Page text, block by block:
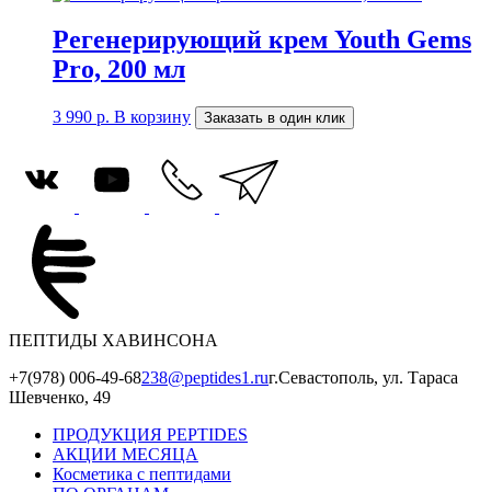
Регенерирующий крем Youth Gems
Pro, 200 мл
3 990 р. В корзину Заказать в один клик
ПЕПТИДЫ ХАВИНСОНА
+7(978) 006-49-68238@peptides1.ruг.Севастополь, ул. Тараса
Шевченко, 49
ПРОДУКЦИЯ PEPTIDES
АКЦИИ МЕСЯЦА
Косметика с пептидами